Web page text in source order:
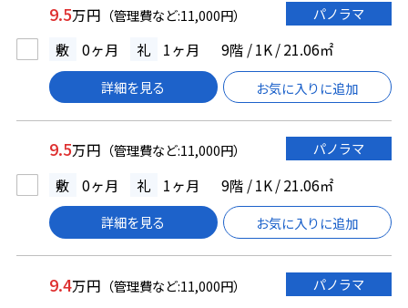
9.5万円 （管理費など:11,000円） パノラマ
敷 0ヶ月 礼 1ヶ月 9階 / 1K / 21.06㎡
詳細を見る お気に入りに追加
9.5万円 （管理費など:11,000円） パノラマ
敷 0ヶ月 礼 1ヶ月 9階 / 1K / 21.06㎡
詳細を見る お気に入りに追加
9.4万円 （管理費など:11,000円） パノラマ